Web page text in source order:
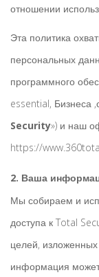
отношении
Эта политика
персональных
программного
essential, Бизнеса
Security») и наш
https://
2. Ваша
Мы собираем и
доступа к Total
целей,
информация